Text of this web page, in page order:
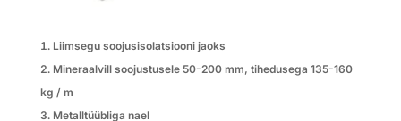
Liimsegu soojusisolatsiooni jaoks
Mineraalvill soojustusele 50-200 mm, tihedusega 135-160
kg / m
Metalltüübliga nael